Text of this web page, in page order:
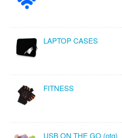
LAPTOP CASES
FITNESS
USB ON THE GO (otg)